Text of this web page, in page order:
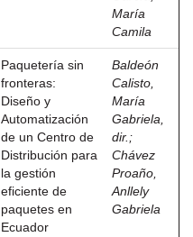
María
Camila
Paquetería sin
fronteras:
Diseño y
Automatización
de un Centro de
Distribución para
la gestión
eficiente de
paquetes en
Ecuador
Baldeón
Calisto,
María
Gabriela,
dir. ;
Chávez
Proaño,
Anllely
Gabriela